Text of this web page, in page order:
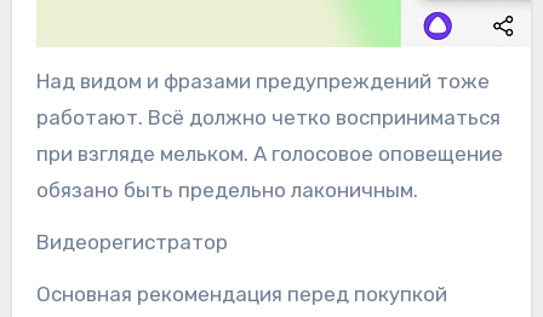
Над видом и фразами предупреждений тоже
работают. Всё должно четко восприниматься
при взгляде мельком. А голосовое оповещение
обязано быть предельно лаконичным.
Видеорегистратор
Основная рекомендация перед покупкой